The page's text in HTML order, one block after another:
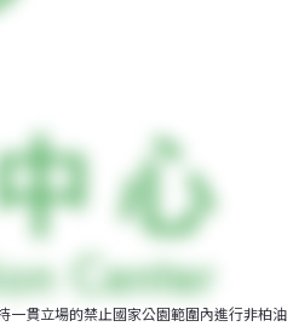
一貫立場的禁止國家公園範圍內進行非柏油